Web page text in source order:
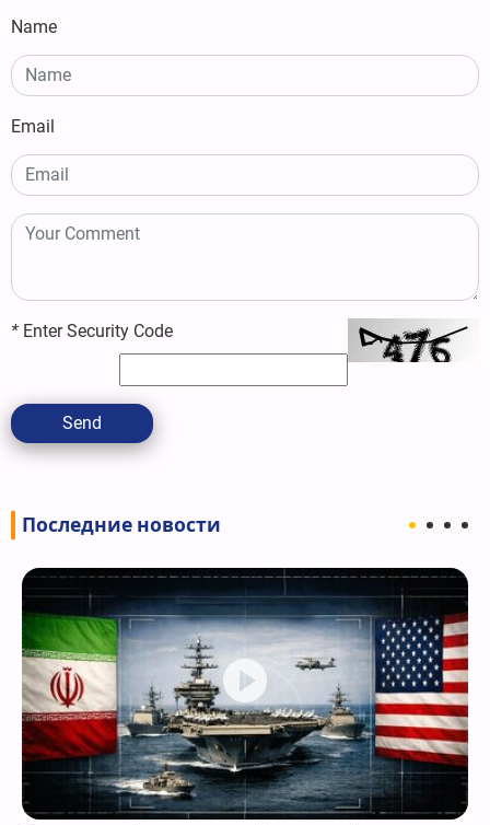
Name
Email
* Enter Security Code
Send
Последние новости